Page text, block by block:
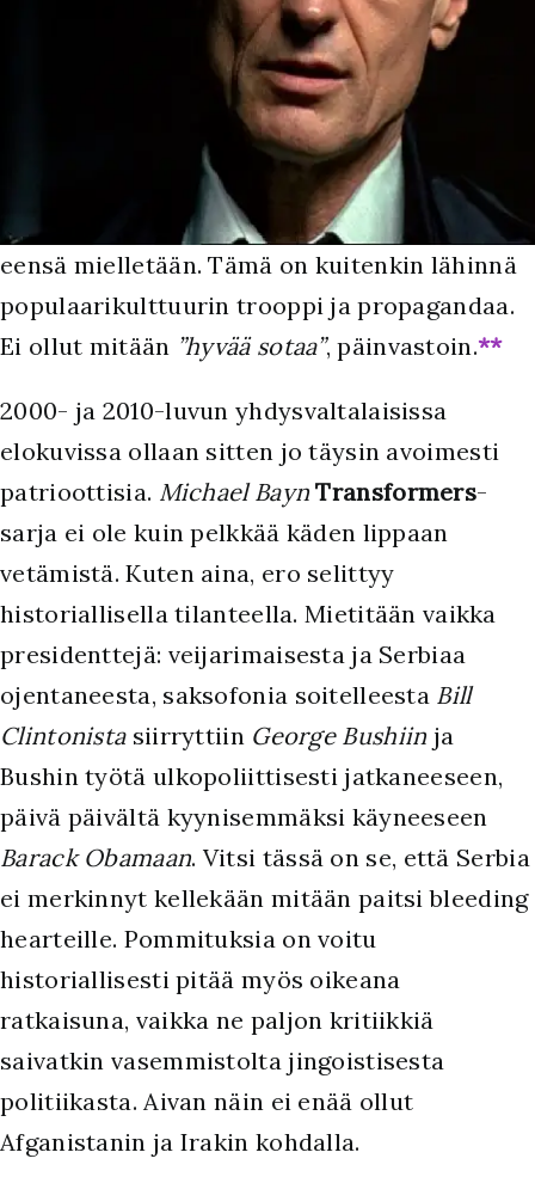
eensä mielletään. Tämä on kuitenkin lähinnä
populaarikulttuurin trooppi ja propagandaa.
Ei ollut mitään ”hyvää sotaa”, päinvastoin.**
2000- ja 2010-luvun yhdysvaltalaisissa
elokuvissa ollaan sitten jo täysin avoimesti
patrioottisia. Michael Bayn Transformers-
sarja ei ole kuin pelkkää käden lippaan
vetämistä. Kuten aina, ero selittyy
historiallisella tilanteella. Mietitään vaikka
presidenttejä: veijarimaisesta ja Serbiaa
ojentaneesta, saksofonia soitelleesta Bill
Clintonistasiirryttiin George Bushiin ja
Bushin työtä ulkopoliittisesti jatkaneeseen,
päivä päivältä kyynisemmäksi käyneeseen
Barack Obamaan. Vitsi tässä on se, että Serbia
ei merkinnyt kellekään mitään paitsi bleeding
hearteille. Pommituksia on voitu
historiallisesti pitää myös oikeana
ratkaisuna, vaikka ne paljon kritiikkiä
saivatkin vasemmistolta jingoistisesta
politiikasta. Aivan näin ei enää ollut
Afganistanin ja Irakin kohdalla.